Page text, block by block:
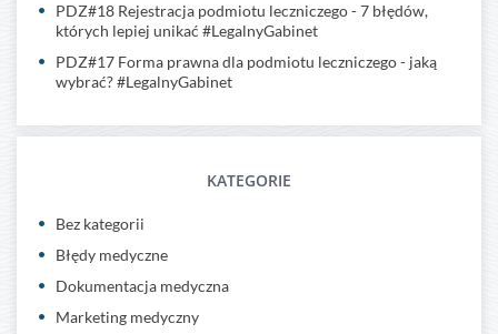
PDZ#18 Rejestracja podmiotu leczniczego - 7 błędów,
których lepiej unikać #LegalnyGabinet
PDZ#17 Forma prawna dla podmiotu leczniczego - jaką
wybrać? #LegalnyGabinet
KATEGORIE
Bez kategorii
Błędy medyczne
Dokumentacja medyczna
Marketing medyczny